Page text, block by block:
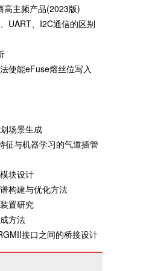
高主频产品(2023版)
UART、I2C通信的区别
使能eFuse熔丝位写入
场景生成
征与机器学习的气道插管
块设计
构建与优化方法
置研究
方法
接口之间的桥接设计